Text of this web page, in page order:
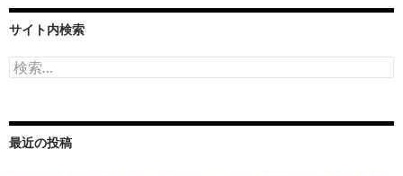
サイト内検索
検
索:
最近の投稿